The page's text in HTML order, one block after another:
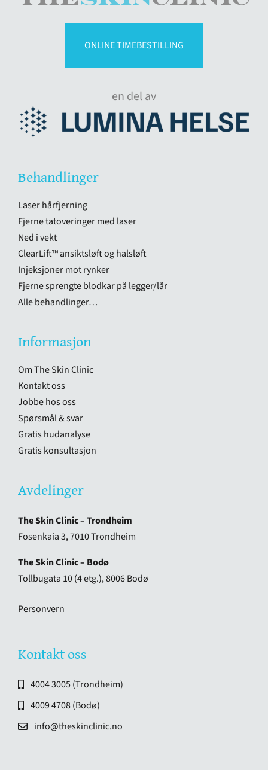
ONLINE TIMEBESTILLING
en del av
Behandlinger
Laser hårfjerning
Fjerne tatoveringer med laser
Ned i vekt
ClearLift™ ansiktsløft og halsløft
Injeksjoner mot rynker
Fjerne sprengte blodkar på legger/lår
Alle behandlinger…
Informasjon
Om The Skin Clinic
Kontakt oss
Jobbe hos oss
Spørsmål & svar
Gratis hudanalyse
Gratis konsultasjon
Avdelinger
The Skin Clinic – Trondheim
Fosenkaia 3, 7010 Trondheim
The Skin Clinic – Bodø
Tollbugata 10 (4 etg.), 8006 Bodø
Personvern
Kontakt oss
4004 3005 (Trondheim)
4009 4708 (Bodø)
info@theskinclinic.no